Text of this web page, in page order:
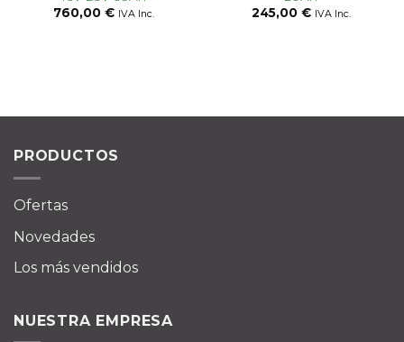
760,00 € IVA Inc.
245,00 € IVA Inc.
PRODUCTOS
Ofertas
Novedades
Los más vendidos
NUESTRA EMPRESA